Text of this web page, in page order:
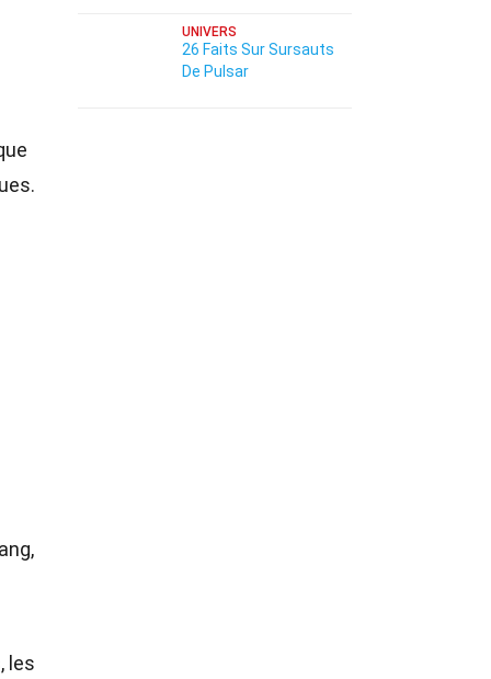
les
UNIVERS
26 Faits Sur Sursauts
De Pulsar